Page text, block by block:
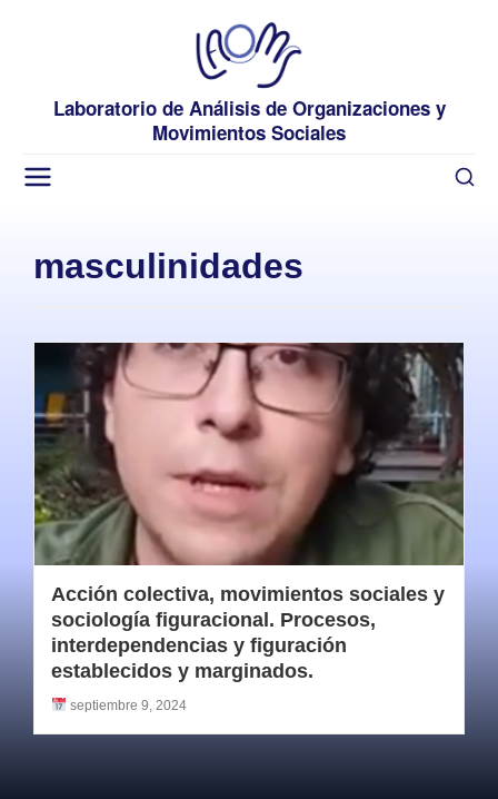
Laboratorio de Análisis de Organizaciones y
Movimientos Sociales
masculinidades
Acción colectiva, movimientos sociales y
sociología figuracional. Procesos,
interdependencias y figuración
establecidos y marginados.
septiembre 9, 2024